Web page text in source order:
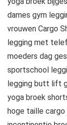
dames gym
vrouwen Cargo
legging met
moeders dag
sportschool
legging butt lift
yoga broek
hoge taille